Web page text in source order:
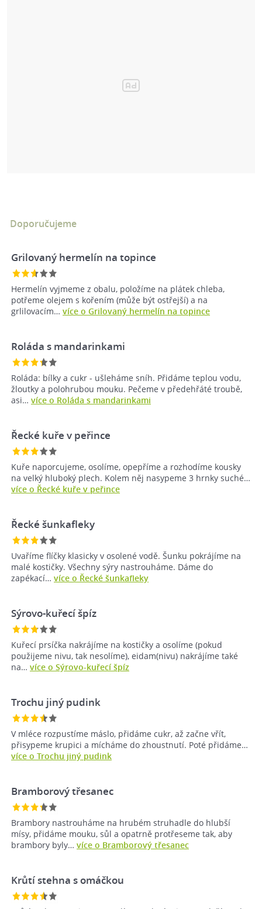
Doporučujeme
Grilovaný hermelín na topince
Hermelín vyjmeme z obalu, položíme na plátek chleba,
potřeme olejem s kořením (může být ostřejší) a na
grlilovacím… více o Grilovaný hermelín na topince
Roláda s mandarinkami
Roláda: bílky a cukr - ušleháme sníh. Přidáme teplou vodu,
žloutky a polohrubou mouku. Pečeme v předehřáté troubě,
asi… více o Roláda s mandarinkami
Řecké kuře v peřince
Kuře naporcujeme, osolíme, opepříme a rozhodíme kousky
na velký hluboký plech. Kolem něj nasypeme 3 hrnky suché…
více o Řecké kuře v peřince
Řecké šunkafleky
Uvaříme flíčky klasicky v osolené vodě. Šunku pokrájíme na
malé kostičky. Všechny sýry nastrouháme. Dáme do
zapékací… více o Řecké šunkafleky
Sýrovo-kuřecí špíz
Kuřecí prsíčka nakrájíme na kostičky a osolíme (pokud
použijeme nivu, tak nesolíme), eidam(nivu) nakrájíme také
na… více o Sýrovo-kuřecí špíz
Trochu jiný pudink
V mléce rozpustíme máslo, přidáme cukr, až začne vřít,
přisypeme krupici a mícháme do zhoustnutí. Poté přidáme…
více o Trochu jiný pudink
Bramborový třesanec
Brambory nastrouháme na hrubém struhadle do hlubší
mísy, přidáme mouku, sůl a opatrně protřeseme tak, aby
brambory byly… více o Bramborový třesanec
Krůtí stehna s omáčkou